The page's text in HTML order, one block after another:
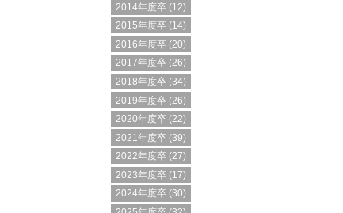
2014年度卒 (12)
2015年度卒 (14)
2016年度卒 (20)
2017年度卒 (26)
2018年度卒 (34)
2019年度卒 (26)
2020年度卒 (22)
2021年度卒 (39)
2022年度卒 (27)
2023年度卒 (17)
2024年度卒 (30)